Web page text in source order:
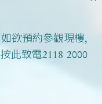
如欲預約參觀現樓,
按此致電2118 2000